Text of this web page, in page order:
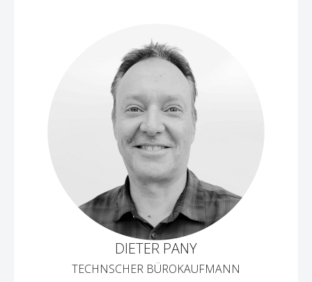
DIETER PANY
TECHNSCHER BÜROKAUFMANN